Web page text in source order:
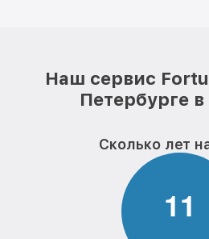
Наш сервис
Петербурге
Сколько лет
11